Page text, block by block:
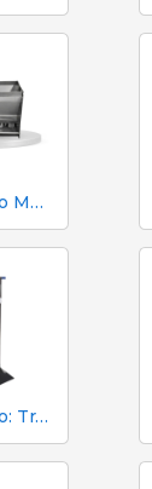
Comedero Master Boost 3 Bocas Doble | Engorda
Comedero: Transition Feeder